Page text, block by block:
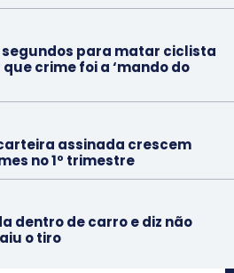
segundos para matar ciclista
que crime foi a ‘mando do
assinada crescem
no 1º trimestre
dentro de carro e diz não
o tiro